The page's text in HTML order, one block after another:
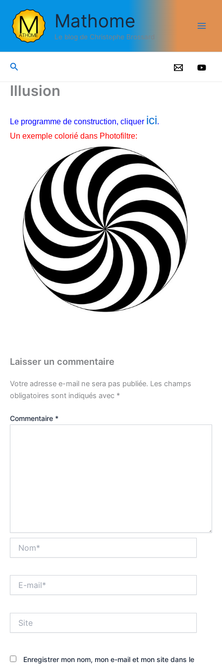
contenu
Mathome
Le blog de Christophe Brossard
Rechercher
Illusion
Le programme de construction, cliquer ici.
Un exemple colorié dans Photofiltre:
Laisser un commentaire
Votre adresse e-mail ne sera pas publiée. Les champs
obligatoires sont indiqués avec *
Commentaire *
mail*
Enregistrer mon nom, mon e-mail et mon site dans le